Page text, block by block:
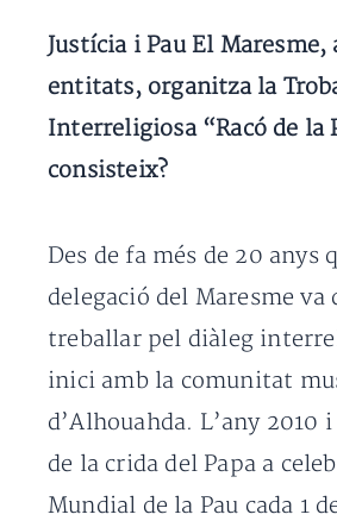
Justícia i Pau El
entitats, organitza la
Interreligiosa “Racó de la
consisteix?
Des de fa més de 20 anys
delegació del Maresme va
treballar pel diàleg
inici amb la comunitat
d’Alhouahda. L’any 2010
de la crida del Papa a
Mundial de la Pau cada 1